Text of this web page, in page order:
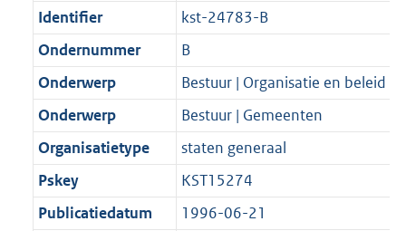
Identifier
kst-24783-B
Ondernummer
B
Onderwerp
Bestuur | Organisatie en beleid
Onderwerp
Bestuur | Gemeenten
Organisatietype
staten generaal
Pskey
KST15274
Publicatiedatum
1996-06-21